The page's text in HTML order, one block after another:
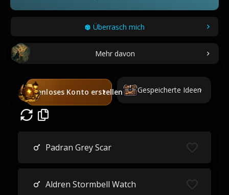
Überrasch mich
Mehr davon
Kostenloses Konto erstellen Gespeicherte Ideen
Padran Grey Scar
Aldren Stormbell Watch